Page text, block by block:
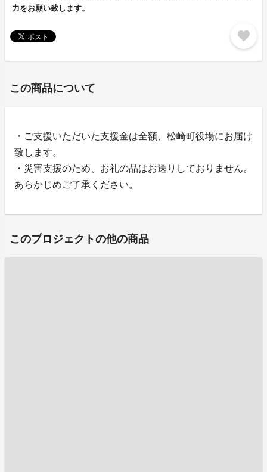
力をお願い致します。
favorite
この商品について
・ご支援いただいた支援金は全額、松崎町役場にお届け
致します。
・災害支援のため、お礼の品はお送りしておりません。
あらかじめご了承ください。
このプロジェクトの他の商品